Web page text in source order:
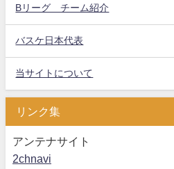
Bリーグ チーム紹介
バスケ日本代表
当サイトについて
リンク集
アンテナサイト
2chnavi